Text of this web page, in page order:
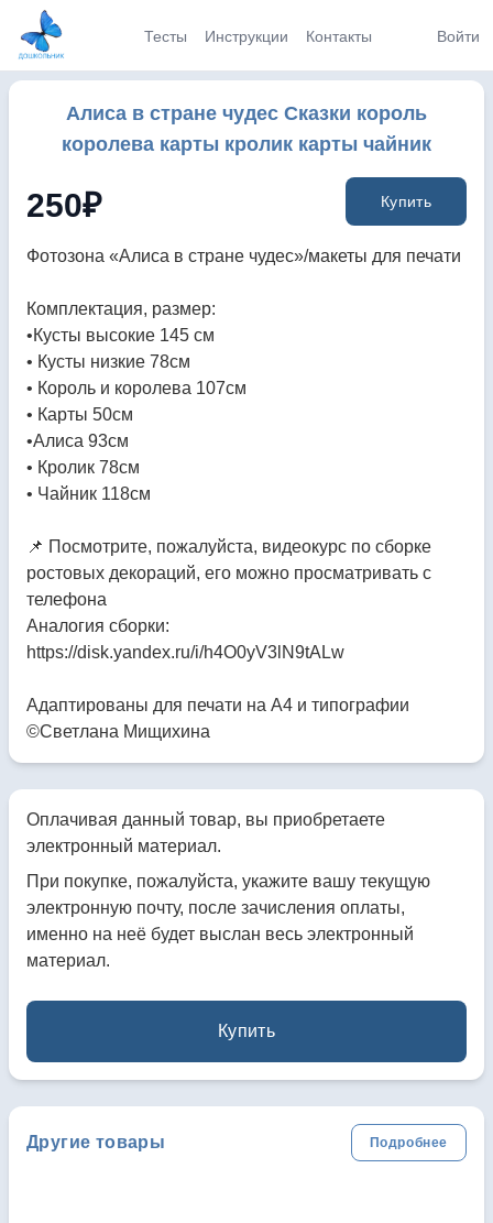
Тесты Инструкции Контакты Войти
Алиса в стране чудес Сказки король
королева карты кролик карты чайник
250₽ Купить
Фотозона «Алиса в стране чудес»/макеты для печати
Комплектация, размер:
•Кусты высокие 145 см
• ⁠Кусты низкие 78см
• ⁠Король и королева 107см
• ⁠Карты 50см
•Алиса 93см
• Кролик 78см
• ⁠Чайник 118см
📌 Посмотрите, пожалуйста, видеокурс по сборке
ростовых декораций, его можно просматривать с
телефона
Аналогия сборки:
https://disk.yandex.ru/i/h4O0yV3lN9tALw
Адаптированы для печати на А4 и типографии
©Светлана Мищихина
Оплачивая данный товар, вы приобретаете
электронный материал.
При покупке, пожалуйста, укажите вашу текущую
электронную почту, после зачисления оплаты,
именно на неё будет выслан весь электронный
материал.
Купить
Другие товары Подробнее